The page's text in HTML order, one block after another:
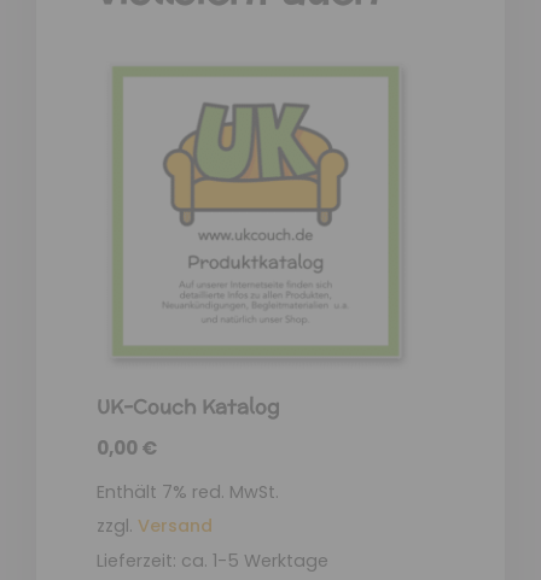
UK-Couch Katalog
0,00€
Enthält 7% red. MwSt.
zzgl. Versand
Lieferzeit: ca. 1-5 Werktage